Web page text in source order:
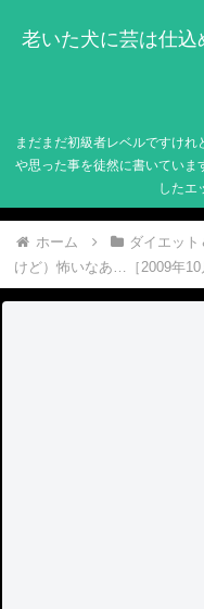
老いた犬に芸は仕
まだまだ初級者レベルですけ
や思った事を徒然に書いてい
したエ
ホーム ダイエット
けど）怖いなあ…［2009年10